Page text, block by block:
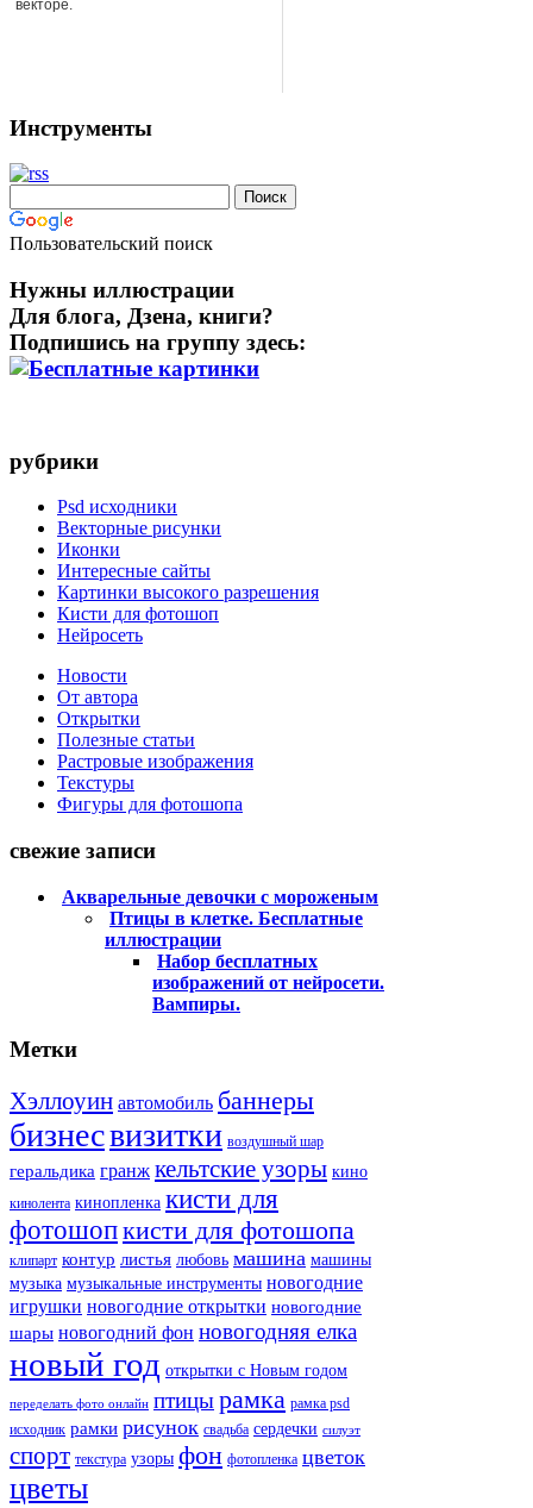
векторе.
Инструменты
Пользовательский поиск
Нужны иллюстрации
Для блога, Дзена, книги?
Подпишись на группу здесь:
рубрики
Psd исходники
Векторные рисунки
Иконки
Интересные сайты
Картинки высокого разрешения
Кисти для фотошоп
Нейросеть
Новости
От автора
Открытки
Полезные статьи
Растровые изображения
Текстуры
Фигуры для фотошопа
свежие записи
Акварельные девочки с мороженым
Птицы в клетке. Бесплатные
иллюстрации
Набор бесплатных
изображений от нейросети.
Вампиры.
Метки
Хэллоуин автомобиль баннеры
бизнесвизитки воздушный шар
геральдика гранж кельтские узоры кино
кинолента кинопленка кисти для
фотошопкисти для фотошопа
клипарт контур листья любовь машина машины
музыка музыкальные инструменты новогодние
игрушки новогодние открытки новогодние
шары новогодний фон новогодняя елка
новый год открытки с Новым годом
переделать фото онлайн птицырамка рамка psd
исходник рамки рисунок свадьба сердечки силуэт
спорт текстура узоры фон фотопленка цветок
цветы